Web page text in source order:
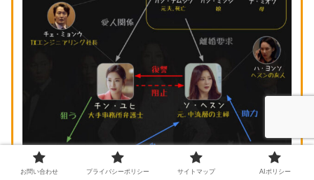
お問い合わせ プライバシーポリシー サイトマップ AIポリシー